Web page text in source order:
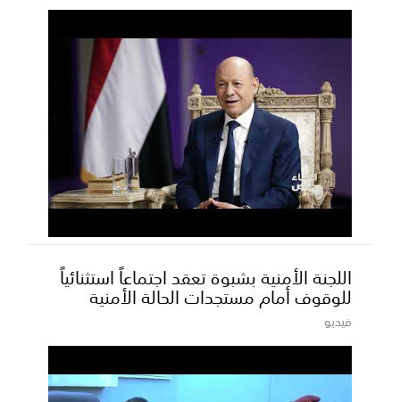
اللجنة الأمنية بشبوة تعقد اجتماعاً استثنائياً
للوقوف أمام مستجدات الحالة الأمنية
فيديو